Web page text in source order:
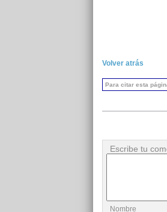
Volver atrás
Para citar esta
Escribe tu
Nombre